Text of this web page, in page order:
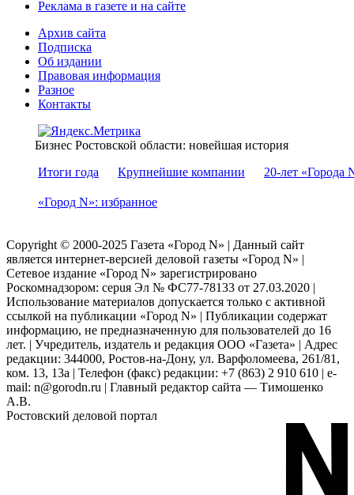
Реклама в газете и на сайте
Архив сайта
Подписка
Об издании
Правовая информация
Разное
Контакты
Бизнес Ростовской области: новейшая история
Итоги года
Крупнейшие компании 20-лет «Города
«Город N»: избранное
Copyright © 2000-2025 Газета «Город N» | Данный сайт
является интернет-версией деловой газеты «Город N» |
Сетевое издание «Город N» зарегистрировано
Роскомнадзором: серuя Эл № ФС77-78133 от 27.03.2020 |
Использование материалов допускается только с активной
ссылкой на публикации «Город N» | Публикации содержат
информацию, не предназначенную для пользователей до 16
лет. | Учредитель, издатель и редакция ООО «Газета» | Адрес
редакции: 344000, Ростов-на-Дону, ул. Варфоломеева, 261/81,
ком. 13, 13а | Телефон (факс) редакции: +7 (863) 2 910 610 | e-
mail: n@gorodn.ru | Главный редактор сайта — Тимошенко
А.В.
Ростовский деловой портал